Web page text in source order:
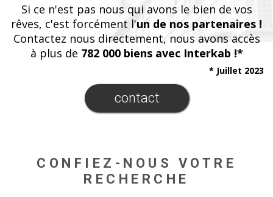
Si ce n'est pas nous qui avons le bien de vos
rêves, c'est forcément l'un de nos partenaires !
Contactez nous directement, nous avons accès
à plus de 782 000 biens avec Interkab !*
contact
* Juillet 2023
CONFIEZ-NOUS VOTRE
RECHERCHE